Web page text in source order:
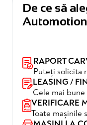
De ce să
RAPORT
Puteți solicita
LEASING /
Cele mai
VERIFICARE
Toate mașinile